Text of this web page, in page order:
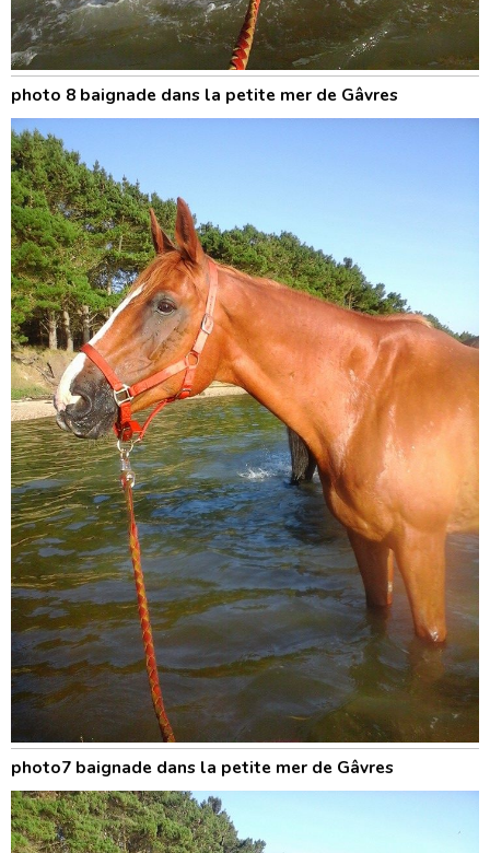
photo 8 baignade dans la petite mer de Gâvres
photo7 baignade dans la petite mer de Gâvres